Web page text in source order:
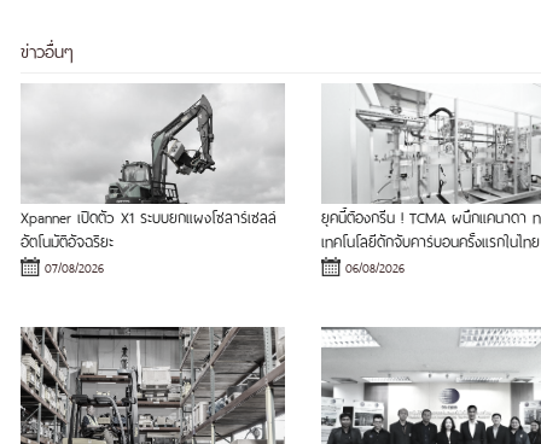
ข่าวอื่นๆ
Xpanner เปิดตัว X1 ระบบยกแผงโซลาร์เซลล์
อัตโนมัติอัจฉริยะ
07/08/2026
ยุคนี้ต้องกรีน ! TCMA ผนึกแคนาดา
เทคโนโลยีดักจับคาร์บอนครั้งแรกในไทย
06/08/2026